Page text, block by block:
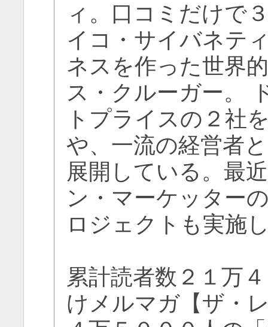
ィ。口コミだけで
イコ・サイバネテ
ネスを作った世界
ス・クルーガー。
トプライスの２社
や、一流の経営者
展開している。最
ン・マーケッター
ロジェクトも実施
累計読者数２１万
けメルマガ【ザ・